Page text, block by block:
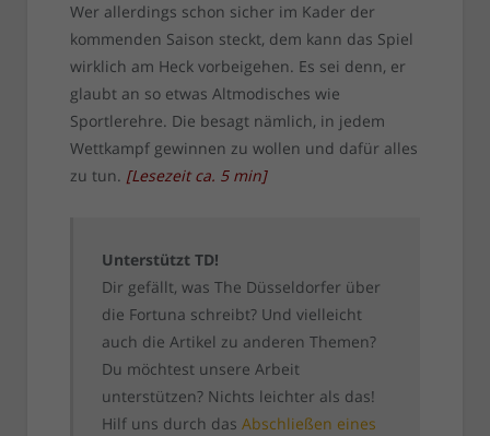
Wer allerdings schon sicher im Kader der
kommenden Saison steckt, dem kann das Spiel
wirklich am Heck vorbeigehen. Es sei denn, er
glaubt an so etwas Altmodisches wie
Sportlerehre. Die besagt nämlich, in jedem
Wettkampf gewinnen zu wollen und dafür alles
zu tun. [Lesezeit ca. 5 min]
Unterstützt TD!
Dir gefällt, was The Düsseldorfer über
die Fortuna schreibt? Und vielleicht
auch die Artikel zu anderen Themen?
Du möchtest unsere Arbeit
unterstützen? Nichts leichter als das!
Hilf uns durch das Abschließen eines